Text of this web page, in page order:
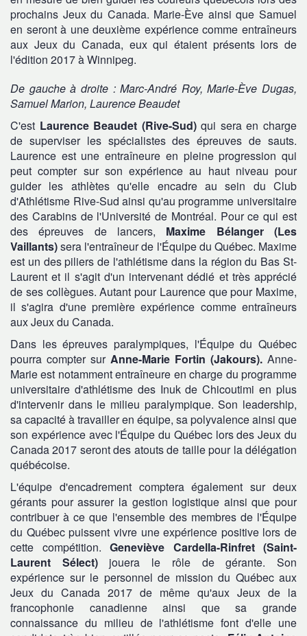
prochains Jeux du Canada. Marie-Ève ainsi que Samuel
en seront à une deuxième expérience comme entraîneurs
aux Jeux du Canada, eux qui étaient présents lors de
l'édition 2017 à Winnipeg.
De gauche à droite : Marc-André Roy, Marie-Ève Dugas,
Samuel Marion, Laurence Beaudet
C'est Laurence Beaudet (Rive-Sud)qui sera en charge
de superviser les spécialistes des épreuves de sauts.
Laurence est une entraîneure en pleine progression qui
peut compter sur son expérience au haut niveau pour
guider les athlètes qu'elle encadre au sein du Club
d'Athlétisme Rive-Sud ainsi qu'au programme universitaire
des Carabins de l'Université de Montréal. Pour ce qui est
des épreuves de lancers, Maxime Bélanger (Les
Vaillants)sera l'entraîneur de l'Équipe du Québec. Maxime
est un des piliers de l'athlétisme dans la région du Bas St-
Laurent et il s'agit d'un intervenant dédié et très apprécié
de ses collègues. Autant pour Laurence que pour Maxime,
il s'agira d'une première expérience comme entraîneurs
aux Jeux du Canada.
Dans les épreuves paralympiques, l'Équipe du Québec
pourra compter sur Anne-Marie Fortin (Jakours). Anne-
Marie est notamment entraîneure en charge du programme
universitaire d'athlétisme des Inuk de Chicoutimi en plus
d'intervenir dans le milieu paralympique. Son leadership,
sa capacité à travailler en équipe, sa polyvalence ainsi que
son expérience avec l'Équipe du Québec lors des Jeux du
Canada 2017 seront des atouts de taille pour la délégation
québécoise.
L'équipe d'encadrement comptera également sur deux
gérants pour assurer la gestion logistique ainsi que pour
contribuer à ce que l'ensemble des membres de l'Équipe
du Québec puissent vivre une expérience positive lors de
cette compétition. Geneviève Cardella-Rinfret (Saint-
Laurent Sélect)jouera le rôle de gérante. Son
expérience sur le personnel de mission du Québec aux
Jeux du Canada 2017 de même qu'aux Jeux de la
francophonie canadienne ainsi que sa grande
connaissance du milieu de l'athlétisme font d'elle une